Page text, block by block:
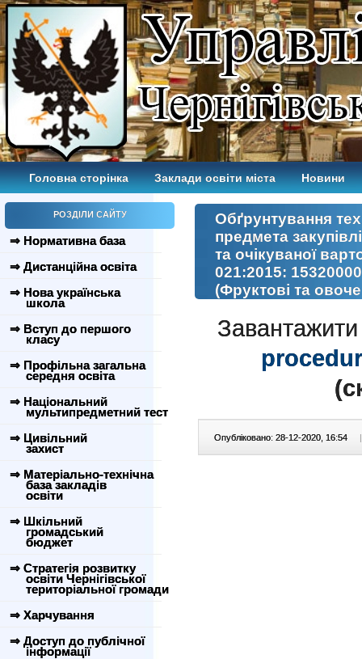
Головна сторінка Заклади освіти міста Новини
РОЗДІЛИ САЙТУ
⇒ Нормативна база
⇒ Дистанційна освіта
⇒ Нова українська
школа
⇒ Вступ до першого
класу
⇒ Профільна загальна
середня освіта
⇒ Національний
мультипредметний тест
⇒ Цивільний
захист
⇒ Матеріально-технічна
база закладів
освіти
⇒ Шкільний
громадський
бюджет
⇒ Стратегія розвитку
освіти Чернігівської
територіальної громади
⇒ Харчування
⇒ Доступ до публічної
інформації
Обґрунтування
предмета
та очікуваної
021:2015:
(Фруктові та
Опубліковано: 28-12-2020, 16:54 |